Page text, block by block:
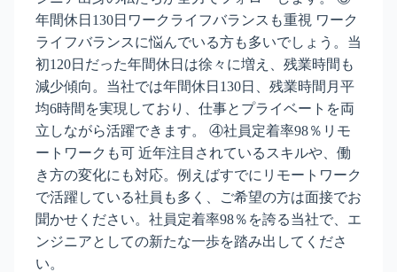
年間休日130日ワークライフバランスも重視 ワーク
ライフバランスに悩んでいる方も多いでしょう。当
初120日だった年間休日は徐々に増え、残業時間も
減少傾向。当社では年間休日130日、残業時間月平
均6時間を実現しており、仕事とプライベートを両
立しながら活躍できます。 ④社員定着率98％リモ
ートワークも可 近年注目されているスキルや、働
き方の変化にも対応。例えばすでにリモートワーク
で活躍している社員も多く、ご希望の方は面接でお
聞かせください。社員定着率98％を誇る当社で、エ
ンジニアとしての新たな一歩を踏み出してくださ
い。